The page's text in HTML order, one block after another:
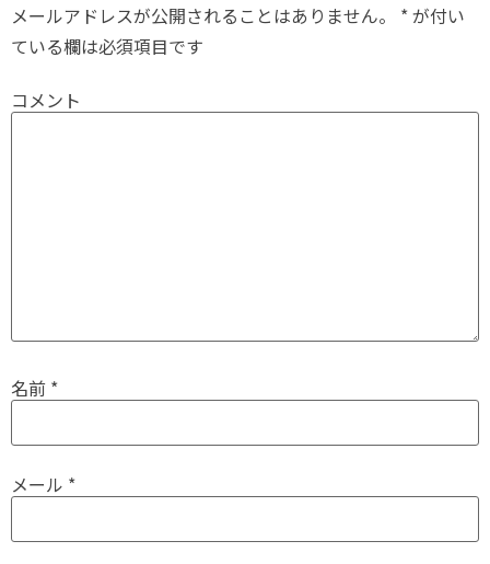
メールアドレスが公開されることはありません。 *が付い
ている欄は必須項目です
コメント
名前 *
メール *